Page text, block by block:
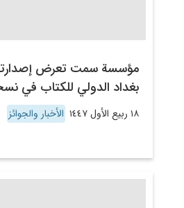
مؤسسة سمت تعرض
بغداد الدولي للكتاب في
١٨ ربيع الأول ١٤٤٧ الأخبار والجوائز